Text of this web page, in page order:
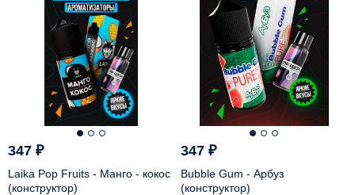
347 ₽
Laika Pop Fruits - Манго - кокос
(конструктор)
347₽
Bubble Gum - Арбуз
(конструктор)